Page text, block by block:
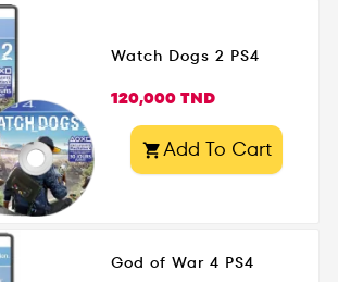
Watch Dogs 2 PS4
Prix
120,000 TND
Add To Cart
God of War 4 PS4